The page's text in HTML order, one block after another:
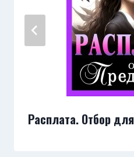
Расплата. Отбор